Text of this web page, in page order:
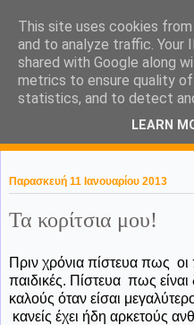
KaPa. Me
without a
Παρασκευή 11 Ιανουαρίου 2013
Τα κορίτσια μου!
Πριν χρόνια πίστευα πως οι
παιδικές. Πίστευα πως
καλούς όταν είσαι
κανείς έχει ήδη αρκετούς
This site uses cookies
and to analyze traffic. Your
shared with Google along
metrics to ensure quality
statistics, and to detect
LEARN